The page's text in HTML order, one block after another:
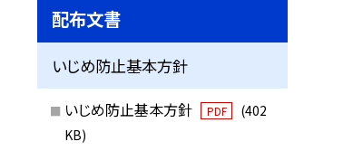
配布文書
いじめ防止基本方針
いじめ防止基本方針 PDF
(402
KB)